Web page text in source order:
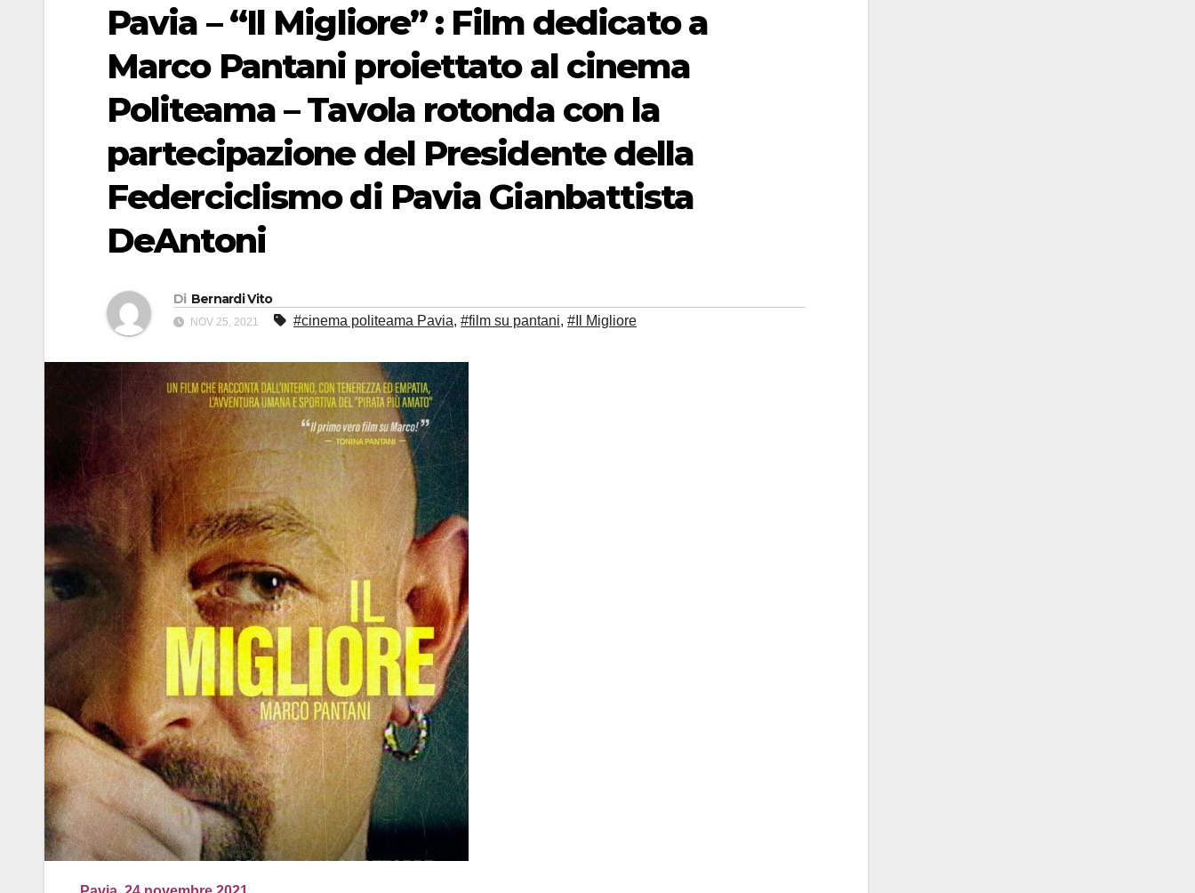
Pavia – “Il Migliore” : Film dedicato a
Marco Pantani proiettato al cinema
Politeama – Tavola rotonda con la
partecipazione del Presidente della
Federciclismo di Pavia Gianbattista
DeAntoni
Di Bernardi Vito
NOV 25, 2021 #cinema politeama Pavia, #film su pantani, #Il Migliore